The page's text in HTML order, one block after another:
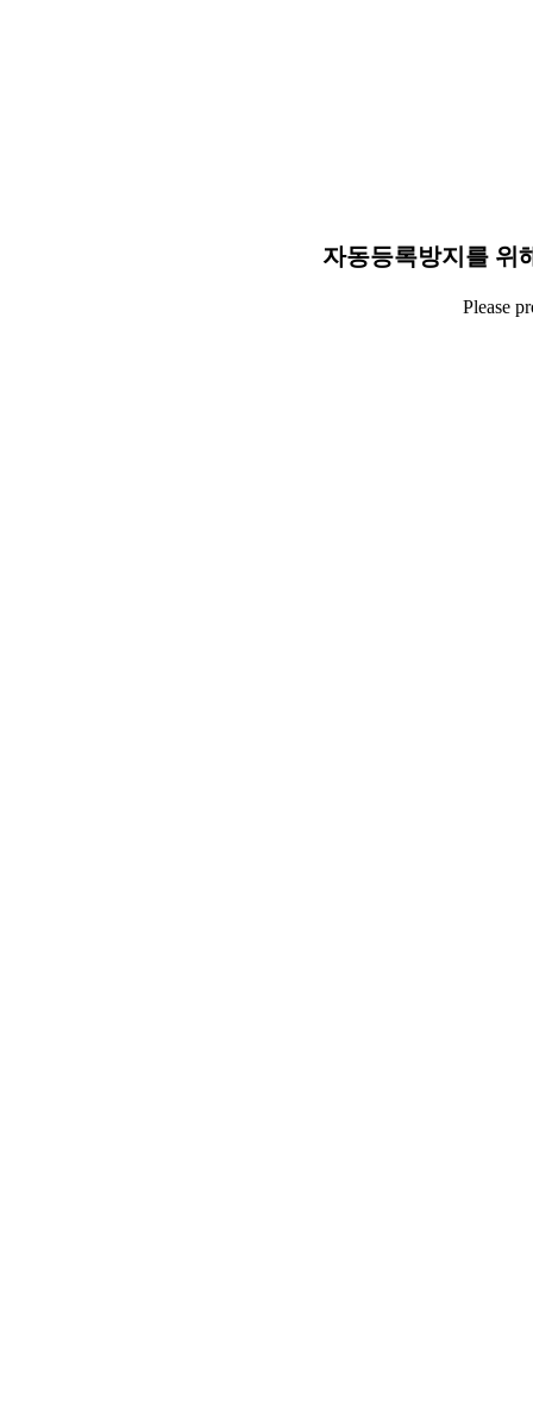
자동등록방지를 위
Please